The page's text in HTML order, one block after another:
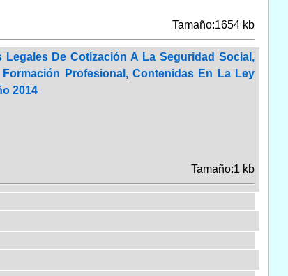
Tamaño:1654 kb
De Cotización A La Seguridad Social,
Profesional, Contenidas En La Ley
2014
Tamaño:1 kb